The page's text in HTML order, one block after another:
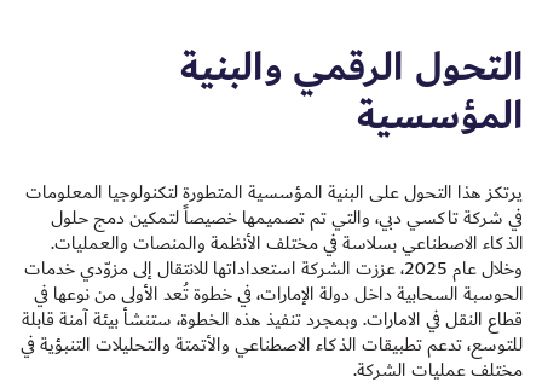
التحول الرقمي والبنية
المؤسسية
يرتكز هذا التحول على البنية المؤسسية المتطورة لتكنولوجيا المعلومات
في شركة تاكسي دبي، والتي تم تصميمها خصيصاً لتمكين دمج حلول
الذكاء الاصطناعي بسلاسة في مختلف الأنظمة والمنصات والعمليات.
وخلال عام 2025، عززت الشركة استعداداتها للانتقال إلى مزوّدي خدمات
الحوسبة السحابية داخل دولة الإمارات، في خطوة تُعد الأولى من نوعها في
قطاع النقل في الامارات. وبمجرد تنفيذ هذه الخطوة، ستنشأ بيئة آمنة قابلة
للتوسع، تدعم تطبيقات الذكاء الاصطناعي والأتمتة والتحليلات التنبؤية في
مختلف عمليات الشركة.